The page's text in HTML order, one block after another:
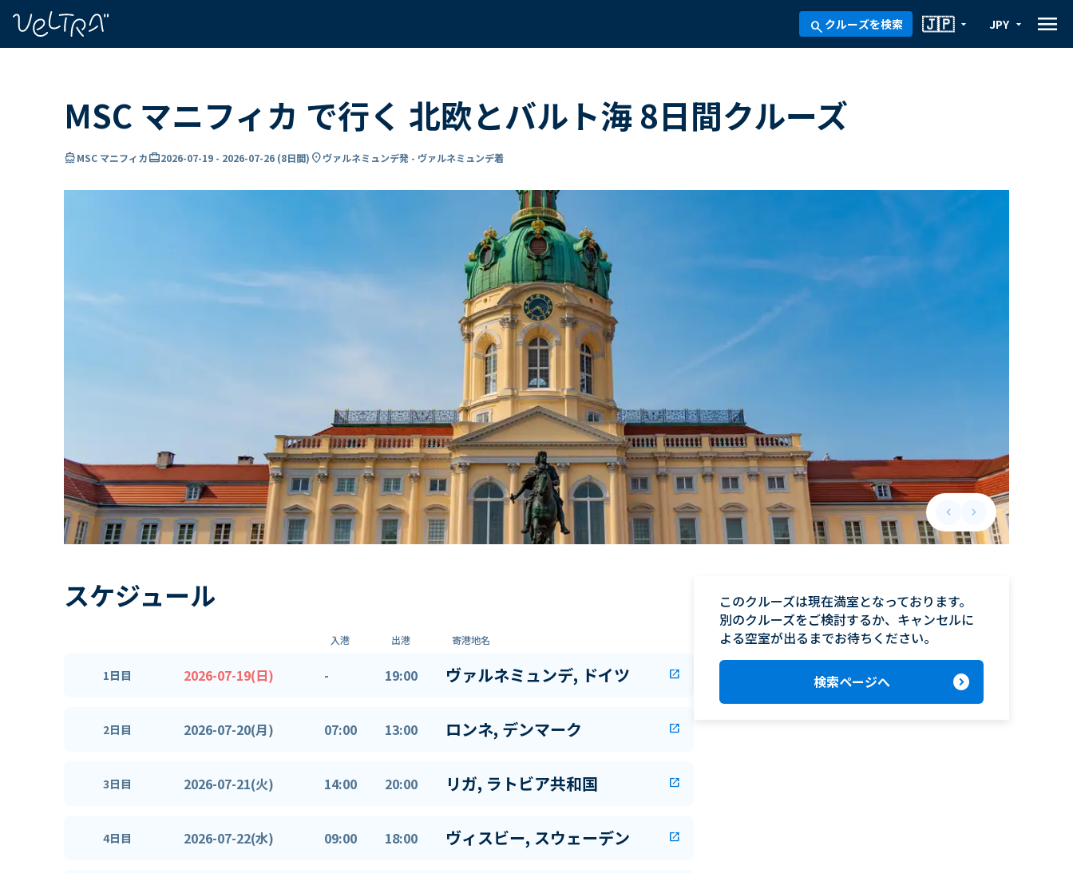
search クルーズを検索 arrow_drop_down
🇯🇵 arrow_drop_down
JPY menu
MSC マニフィカ で行く 北欧とバルト海 8日間クルーズ
directions_boatMSC マニフィカcard_travel2026-07-19 - 2026-07-26 (8日間) location_onヴァルネミュンデ発 - ヴァルネミュンデ着
keyboard_arrow_leftPrevious slide
keyboard_arrow_rightNext slide
スケジュール
入港 出港 寄港地名
1日目 2026-07-19(日) - 19:00 ヴァルネミュンデ, ドイツ open_in_new
2日目 2026-07-20(月) 07:00 13:00 ロンネ, デンマーク open_in_new
3日目 2026-07-21(火) 14:00 20:00 リガ, ラトビア共和国 open_in_new
4日目 2026-07-22(水) 09:00 18:00 ヴィスビー, スウェーデン open_in_new
このクルーズは現在満室となっております。
別のクルーズをご検討するか、キャンセルに
よる空室が出るまでお待ちください。
検索ページへ expand_circle_right